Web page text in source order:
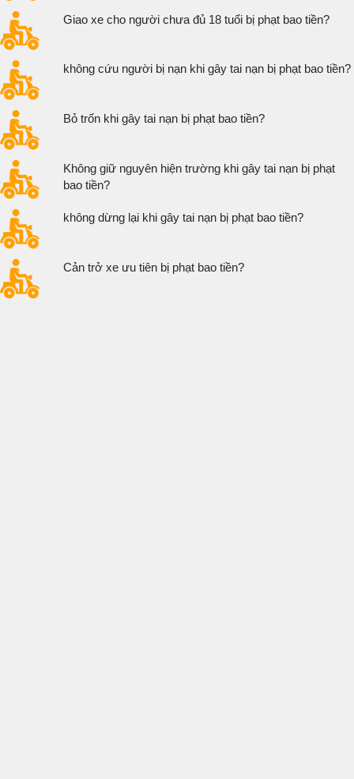
Giao xe cho người chưa đủ 18 tuổi bị phạt bao tiền?
không cứu người bị nạn khi gây tai nạn bị phạt bao tiền?
Bỏ trốn khi gây tai nạn bị phạt bao tiền?
Không giữ nguyên hiện trường khi gây tai nạn bị phạt
bao tiền?
không dừng lại khi gây tai nạn bị phạt bao tiền?
Cản trở xe ưu tiên bị phạt bao tiền?